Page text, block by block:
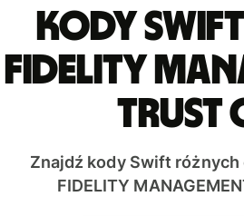
Kody
FIDELITY
TRUST
Znajdź kody Swift różnych
FIDELITY